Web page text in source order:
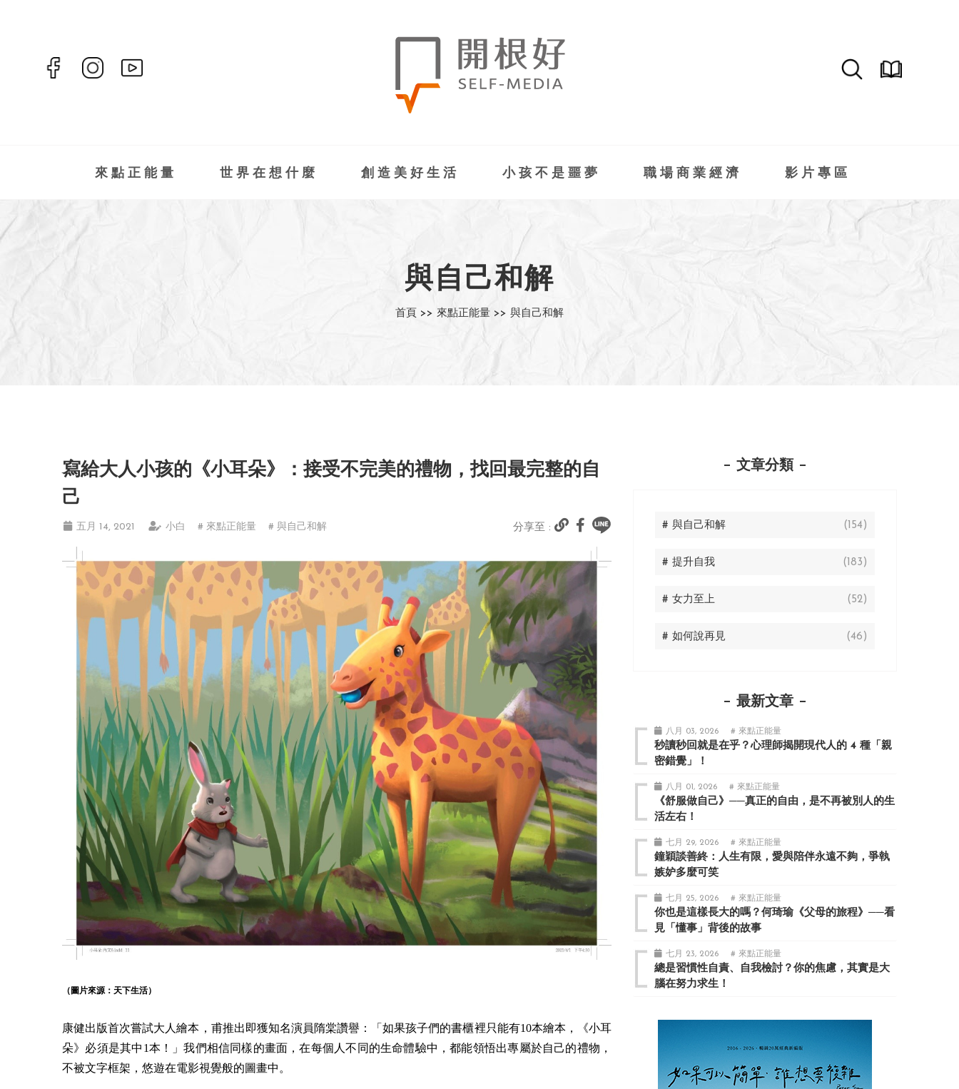
來點正能量 世界在想什麼 創造美好生活 小孩不是噩夢 職場商業經濟 影片專區
與自己和解
首頁 >> 來點正能量 >> 與自己和解
寫給大人小孩的《小耳朵》：接受不完美的禮物，找回最完整的自
己
五月 14, 2021 小白 # 來點正能量 # 與自己和解 分享至 :
（圖片來源：天下生活）
康健出版首次嘗試大人繪本，甫推出即獲知名演員隋棠讚譽：「如果孩子們的書櫃裡只能有10本繪本，
《小耳
朵》 必須是其中1本！」我們相信同樣的畫面，在每個人不同的生命體驗中，都能領悟出專屬於自己的禮物，
不被文字框架，悠遊在電影視覺般的圖畫中。
文章分類
# 與自己和解 (154)
# 提升自我 (183)
# 女力至上 (52)
# 如何說再見 (46)
最新文章
八月 03, 2026 # 來點正能量
秒讀秒回就是在乎？心理師揭開現代人的 4 種「親
密錯覺」！
八月 01, 2026 # 來點正能量
《舒服做自己》──真正的自由，是不再被別人的生
活左右！
七月 29, 2026 # 來點正能量
鐘穎談善終：人生有限，愛與陪伴永遠不夠，爭執
嫉妒多麼可笑
七月 25, 2026 # 來點正能量
你也是這樣長大的嗎？何琦瑜《父母的旅程》──看
見「懂事」背後的故事
七月 23, 2026 # 來點正能量
總是習慣性自責、自我檢討？你的焦慮，其實是大
腦在努力求生！